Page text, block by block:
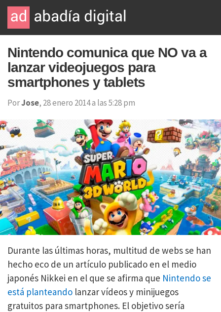
Nintendo comunica que NO va a
lanzar videojuegos para
smartphones y tablets
PorJose, 28 enero 2014 a las 5:28 pm
Durante las últimas horas, multitud de webs se han
hecho eco de un artículo publicado en el medio
japonés Nikkei en el que se afirma que Nintendo se
está planteando lanzar vídeos y minijuegos
gratuitos para smartphones. El objetivo sería